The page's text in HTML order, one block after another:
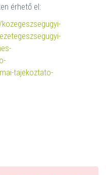
érhető el:
tajekoztato-